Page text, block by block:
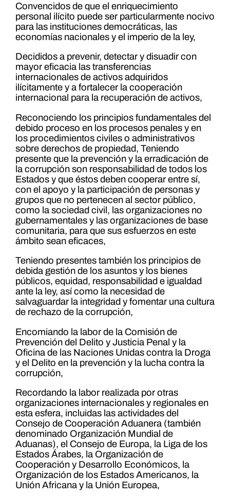
Convencidos de que el enriquecimiento
personal ilícito puede ser particularmente nocivo
para las instituciones democráticas, las
economías nacionales y el imperio de la ley,
Decididos a prevenir, detectar y disuadir con
mayor eficacia las transferencias
internacionales de activos adquiridos
ilícitamente y a fortalecer la cooperación
internacional para la recuperación de activos,
Reconociendo los principios fundamentales del
debido proceso en los procesos penales y en
los procedimientos civiles o administrativos
sobre derechos de propiedad, Teniendo
presente que la prevención y la erradicación de
la corrupción son responsabilidad de todos los
Estados y que éstos deben cooperar entre sí,
con el apoyo y la participación de personas y
grupos que no pertenecen al sector público,
como la sociedad civil, las organizaciones no
gubernamentales y las organizaciones de base
comunitaria, para que sus esfuerzos en este
ámbito sean eficaces,
Teniendo presentes también los principios de
debida gestión de los asuntos y los bienes
públicos, equidad, responsabilidad e igualdad
ante la ley, así como la necesidad de
salvaguardar la integridad y fomentar una cultura
de rechazo de la corrupción,
Encomiando la labor de la Comisión de
Prevención del Delito y Justicia Penal y la
Oficina de las Naciones Unidas contra la Droga
y el Delito en la prevención y la lucha contra la
corrupción,
Recordando la labor realizada por otras
organizaciones internacionales y regionales en
esta esfera, incluidas las actividades del
Consejo de Cooperación Aduanera (también
denominado Organización Mundial de
Aduanas), el Consejo de Europa, la Liga de los
Estados Árabes, la Organización de
Cooperación y Desarrollo Económicos, la
Organización de los Estados Americanos, la
Unión Africana y la Unión Europea,